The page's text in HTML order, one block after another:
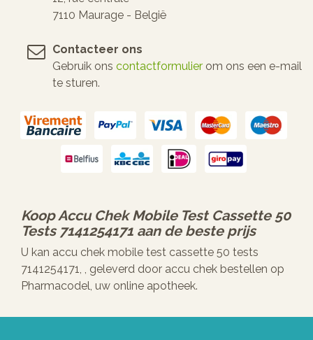
7110 Maurage - België
Contacteer ons
Gebruik ons contactformulier om ons een e-mail
te sturen.
KoopAccu Chek Mobile Test Cassette 50
Tests 7141254171 aan de beste prijs
U kan accu chek mobile test cassette 50 tests
7141254171, , geleverd door accu chek bestellen op
Pharmacodel, uw online apotheek.